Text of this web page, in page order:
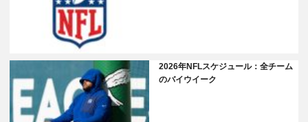
2026年NFLスケジュール：全チーム
のバイウイーク